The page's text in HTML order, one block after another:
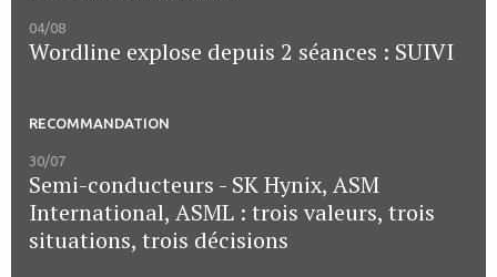
04/08
Wordline explose depuis 2 séances : SUIVI
RECOMMANDATION
30/07
Semi-conducteurs - SK Hynix, ASM
International, ASML : trois valeurs, trois
situations, trois décisions